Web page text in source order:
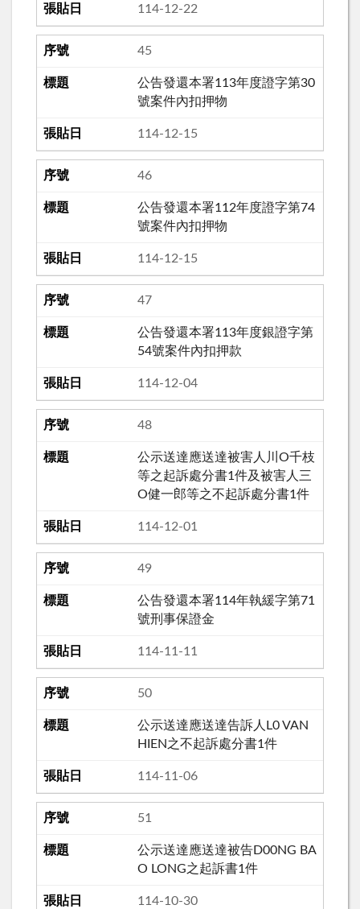
114-12-22
45
公告發還本署113年度證字第30
號案件內扣押物
114-12-15
46
公告發還本署112年度證字第74
號案件內扣押物
114-12-15
47
公告發還本署113年度銀證字第
54號案件內扣押款
114-12-04
48
公示送達應送達被害人川O千枝
等之起訴處分書1件及被害人三
O健一郎等之不起訴處分書1件
114-12-01
49
公告發還本署114年執緩字第71
號刑事保證金
114-11-11
50
公示送達應送達告訴人L0 VAN
HIEN之不起訴處分書1件
114-11-06
51
公示送達應送達被告D00NG BA
O LONG之起訴書1件
114-10-30